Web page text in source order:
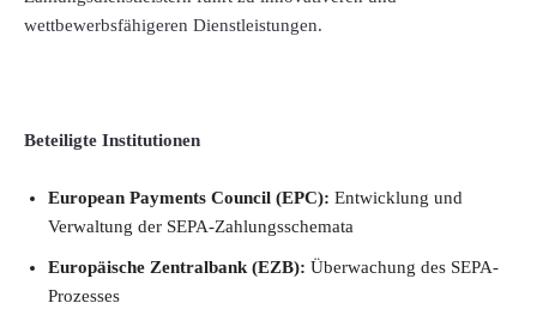
wettbewerbsfähigeren Dienstleistungen.
Beteiligte Institutionen
European Payments Council (EPC): Entwicklung und
Verwaltung der SEPA-Zahlungsschemata
Europäische Zentralbank (EZB): Überwachung des SEPA-
Prozesses